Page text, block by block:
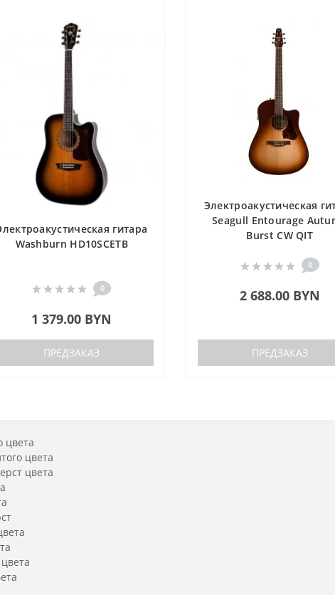
гитара
Washburn HD10SCETB
0
1 379.00 BYN
ПРЕДЗАКАЗ
Электроакустическая
Seagull Entourage
Burst CW QIT
0
2 688.00 BYN
ПРЕДЗАКАЗ
цвета
цвета
цвета